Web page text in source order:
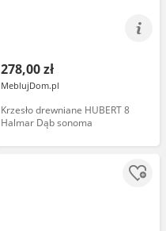
278,00 zł
MeblujDom.pl
Krzesło drewniane HUBERT 8
Halmar Dąb sonoma